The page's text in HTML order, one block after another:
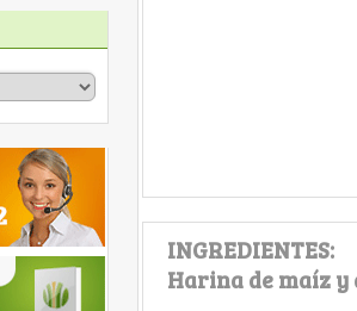
INGREDIENTES:
Harina de maíz y